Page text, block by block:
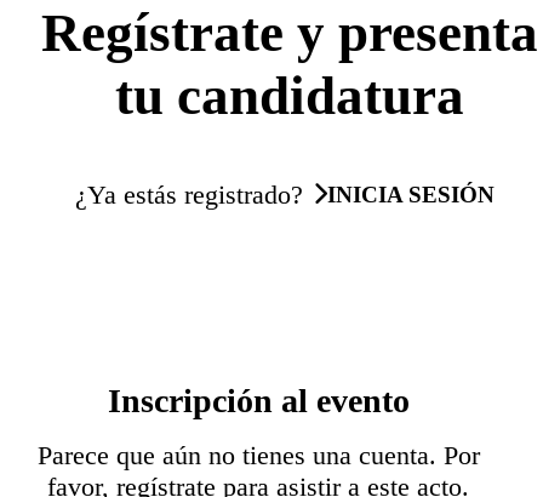
Regístrate y presenta
tu candidatura
¿Ya estás registrado? INICIA SESIÓN
Inscripción al evento
Parece que aún no tienes una cuenta. Por
favor, regístrate para asistir a este acto.